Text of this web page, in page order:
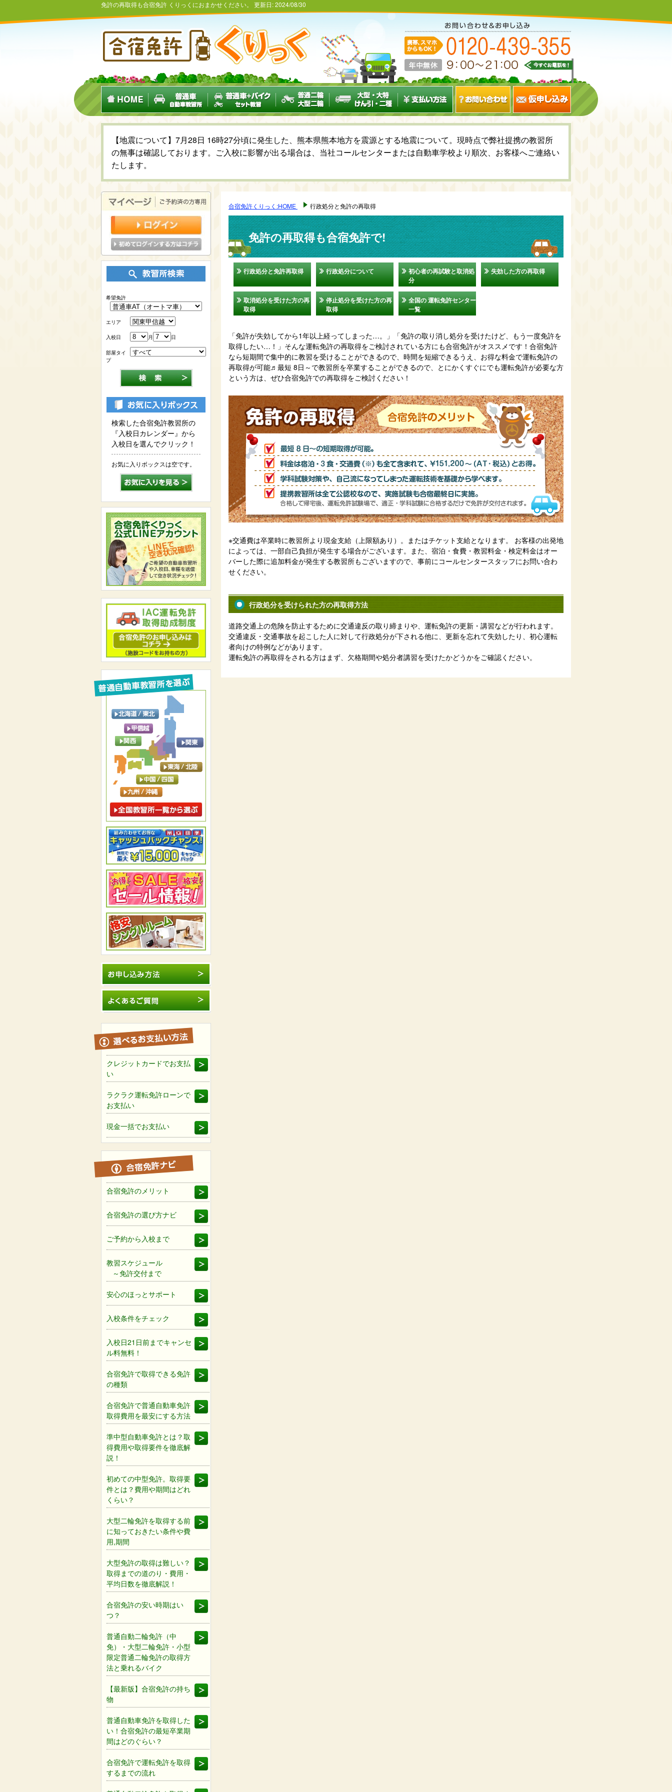
免許の再取得も合宿免許 くりっくにおまかせください。 更新日:2024/08/30
【地震について】7月28日 16時27分頃に発生した、熊本県熊本地方を震源とする地震について。現時点で弊社提携の教習所
の無事は確認しております。ご入校に影響が出る場合は、当社コールセンターまたは自動車学校より順次、お客様へご連絡い
たします。
合宿免許くりっく:HOME 行政処分と免許の再取得
免許の再取得も合宿免許で!
行政処分と免許再取得 行政処分について
初心者の再試験と取消処
分
失効した方の再取得
取消処分を受けた方の再
取得
停止処分を受けた方の再
取得
全国の 運転免許センター
一覧
「免許が失効してから1年以上経ってしまった…。」「免許の取り消し処分を受けたけど、もう一度免許を
取得したい…！」そんな運転免許の再取得をご検討されている方にも合宿免許がオススメです！合宿免許
なら短期間で集中的に教習を受けることができるので、時間を短縮できるうえ、お得な料金で運転免許の
再取得が可能♬最短 8日～で教習所を卒業することができるので、とにかくすぐにでも運転免許が必要な方
という方は、ぜひ合宿免許での再取得をご検討ください！
※交通費は卒業時に教習所より現金支給（上限額あり）。またはチケット支給となります。 お客様の出発地
によっては、一部自己負担が発生する場合がございます。また、宿泊・食費・教習料金・検定料金はオー
バーした際に追加料金が発生する教習所もございますので、事前にコールセンタースタッフにお問い合わ
せください。
行政処分を受けられた方の再取得方法
道路交通上の危険を防止するために交通違反の取り締まりや、運転免許の更新・講習などが行われます。
交通違反・交通事故を起こした人に対して行政処分が下される他に、更新を忘れて失効したり、初心運転
者向けの特例などがあります。
運転免許の再取得をされる方はまず、欠格期間や処分者講習を受けたかどうかをご確認ください。
希望免許
エリア
入校日 月 日
部屋タイ
プ
検索した合宿免許教習所の
『入校日カレンダー』から
入校日を選んでクリック！
お気に入りボックスは空です。
クレジットカードでお支払
い
ラクラク運転免許ローンで
お支払い
現金一括でお支払い
合宿免許のメリット
合宿免許の選び方ナビ
ご予約から入校まで
教習スケジュール
～免許交付まで
安心のほっとサポート
入校条件をチェック
入校日21日前までキャンセ
ル料無料！
合宿免許で取得できる免許
の種類
合宿免許で普通自動車免許
取得費用を最安にする方法
準中型自動車免許とは？取
得費用や取得要件を徹底解
説！
初めての中型免許。取得要
件とは？費用や期間はどれ
くらい？
大型二輪免許を取得する前
に知っておきたい条件や費
用,期間
大型免許の取得は難しい？
取得までの道のり・費用・
平均日数を徹底解説！
合宿免許の安い時期はい
つ？
普通自動二輪免許（中
免）・大型二輪免許・小型
限定普通二輪免許の取得方
法と乗れるバイク
【最新版】合宿免許の持ち
物
普通自動車免許を取得した
い！合宿免許の最短卒業期
間はどのぐらい？
合宿免許で運転免許を取得
するまでの流れ